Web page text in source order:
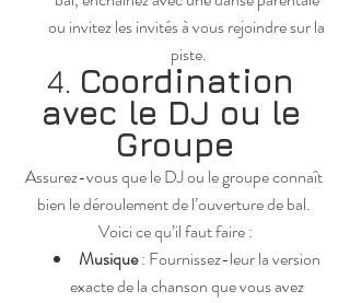
ou invitez les invités à vous rejoindre sur la
piste.
4. Coordination
avec le DJ ou le
Groupe
Assurez-vous que le DJ ou le groupe connaît
bien le déroulement de l’ouverture de bal.
Voici ce qu’il faut faire :
Musique : Fournissez-leur la version
exacte de la chanson que vous avez